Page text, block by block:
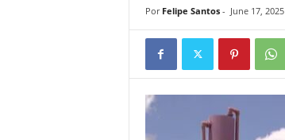
r
d
Por Felipe Santos- June 17, 2025